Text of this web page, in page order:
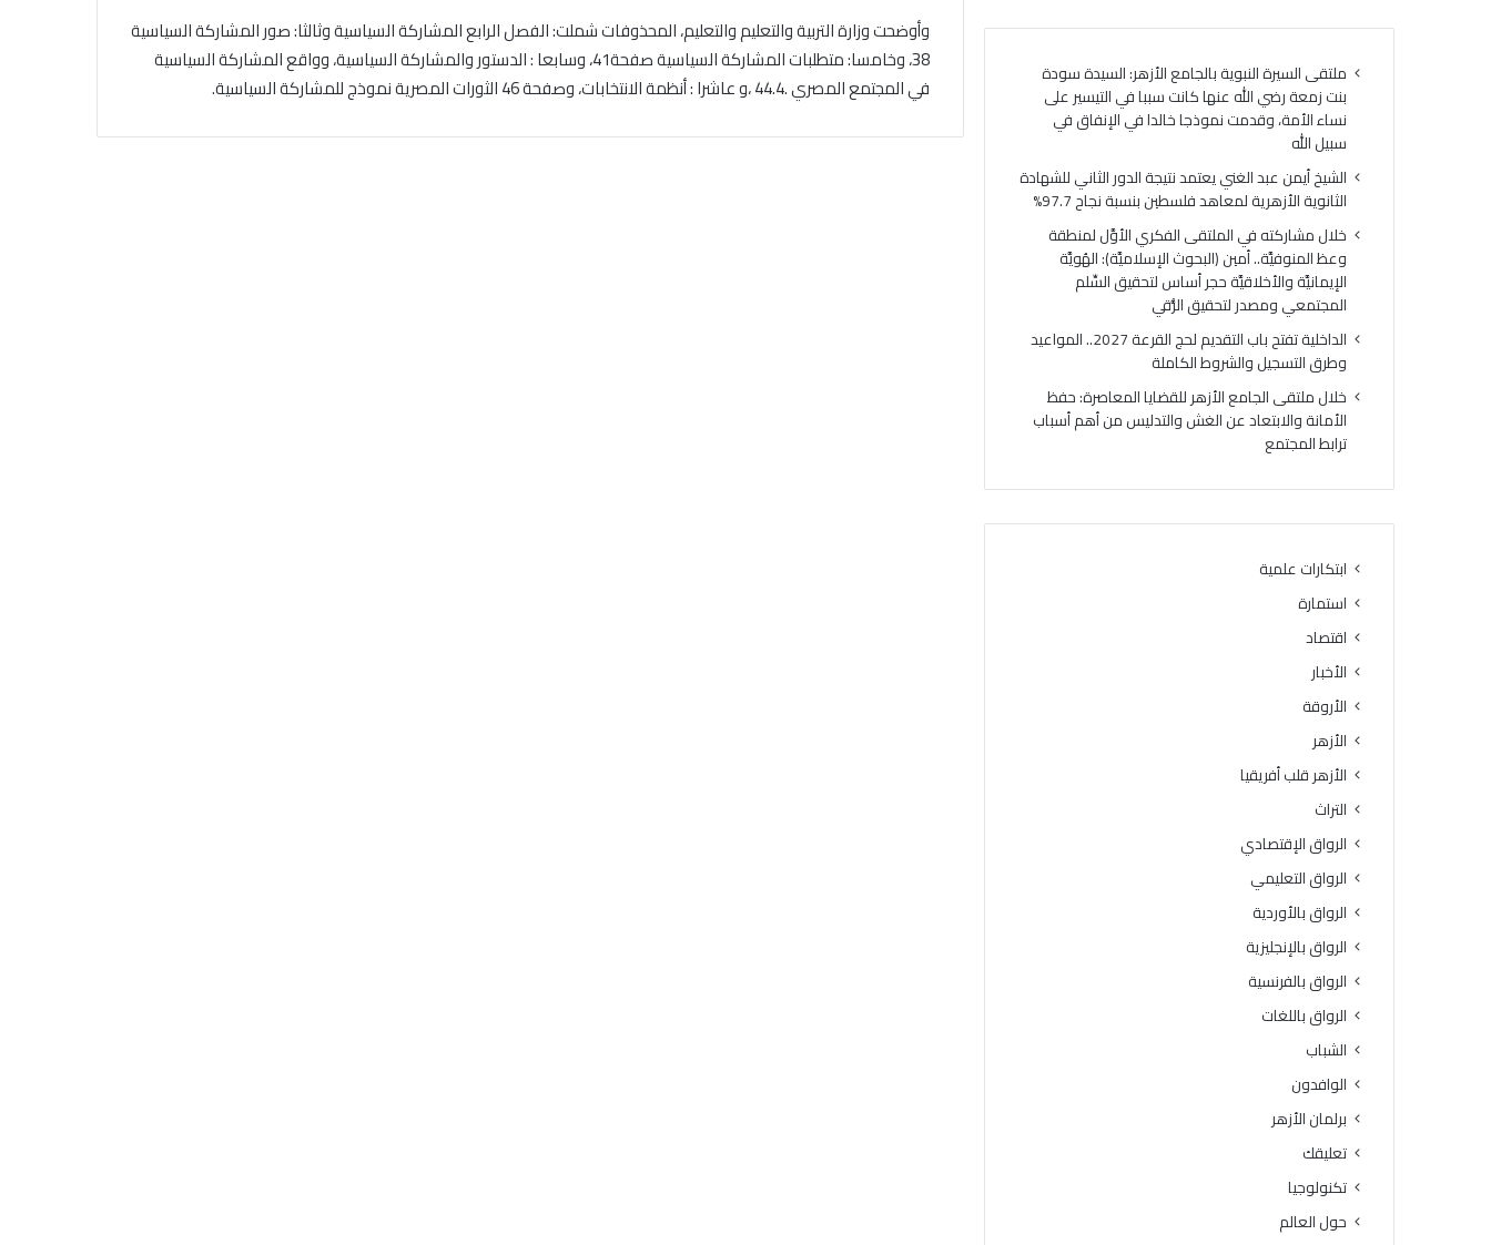
وأوضحت وزارة التربية والتعليم والتعليم، المحذوفات شملت: الفصل الرابع المشاركة السياسية وثالثا: صور المشاركة السياسية
38، وخامسا: متطلبات المشاركة السياسية صفحة41، وسابعا : الدستور والمشاركة السياسية، وواقع المشاركة السياسية
في المجتمع المصري .44.4 ،و عاشرا : أنظمة الانتخابات، وصفحة 46 الثورات المصرية نموذج للمشاركة السياسية.
بنسبة
97.7%
الإيمانيَّة
أهم
أسباب
ترابط
المجتمع
ملتقى السيرة النبوية بالجامع الأزهر: السيدة سودة
بنت زمعة رضي الله عنها كانت سببا في التيسير على
نساء الأمة، وقدمت نموذجا خالدا في الإنفاق في
سبيل الله
الشيخ أيمن عبد الغني يعتمد نتيجة الدور الثاني للشهادة
الثانوية الأزهرية لمعاهد فلسطين بنسبة نجاح 97.7%
خلال مشاركته في الملتقى الفكري الأوَّل لمنطقة
وعظ المنوفيَّة.. أمين (البحوث الإسلاميَّة): الهُويَّة
الإيمانيَّة والأخلاقيَّة حجر أساس لتحقيق السِّلم
المجتمعي ومصدر لتحقيق الرُّقي
الداخلية تفتح باب التقديم لحج القرعة 2027.. المواعيد
وطرق التسجيل والشروط الكاملة
خلال ملتقى الجامع الأزهر للقضايا المعاصرة: حفظ
الأمانة والابتعاد عن الغش والتدليس من أهم أسباب
ترابط المجتمع
ابتكارات علمية
استمارة
اقتصاد
الأخبار
الأروقة
الأزهر
الأزهر قلب أفريقيا
التراث
الرواق الإقتصادي
الرواق التعليمي
الرواق بالأوردية
الرواق بالإنجليزية
الرواق بالفرنسية
الرواق باللغات
الشباب
الوافدون
برلمان الأزهر
تعليقك
تكنولوجيا
حول العالم